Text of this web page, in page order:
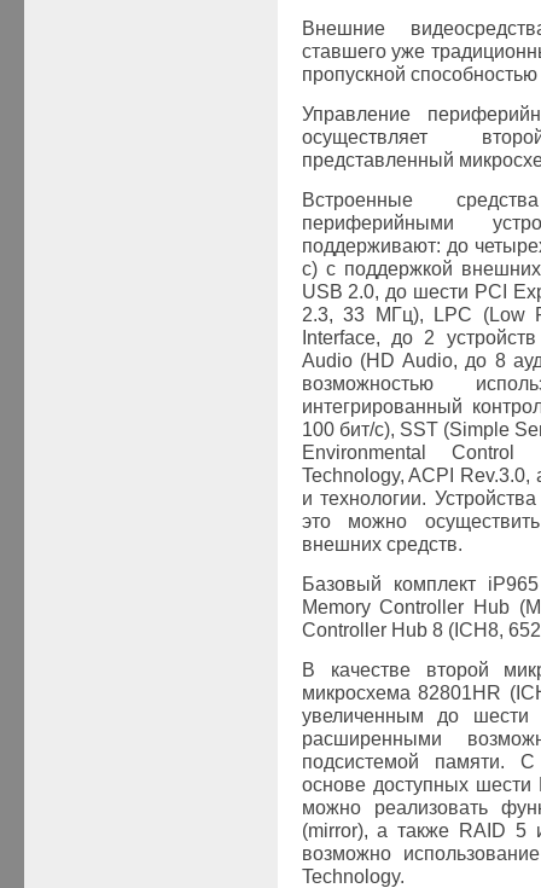
Внешние
ставшего уже
пропускной
Управление
осуществляет
представленный
Встроенные
периферийными
поддерживают: до
с) с поддержкой
USB 2.0, до шести PCI
2.3, 33
МГц), LPC (Low
Interface, до2 устройств
Audio (HD Audio, до 8
возможностью
интегрированный
100 бит/с), SST (Simple
Environmental
Technology, ACPI Rev.3.0,
и технологии.
это можно
внешних средств.
Базовый комплект
Memory Controller Hub
Controller Hub 8 (ICH8,
В качестве второй
микросхема 82801НR
увеличенным до
расширенными
подсистемой памяти.
основе доступных
можно реализовать
(mirror), а также RAID 5
возможно
Technology.